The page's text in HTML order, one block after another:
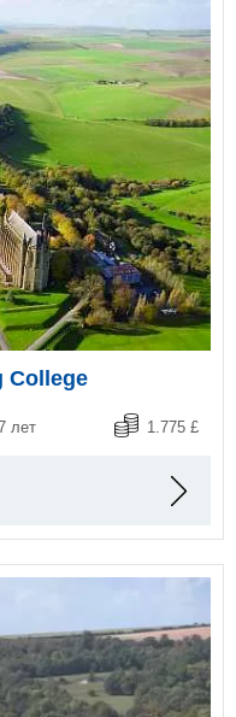
College
лет 1.775 £